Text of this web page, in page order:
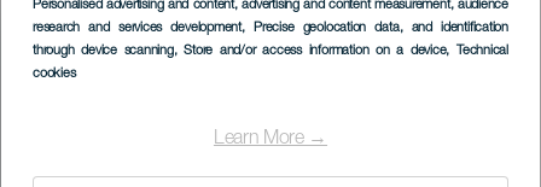
Personalised advertising and content, advertising and content measurement, audience
research and services development, Precise geolocation data, and identification
through device scanning, Store and/or access information on a device, Technical
cookies
Learn More →
Listado